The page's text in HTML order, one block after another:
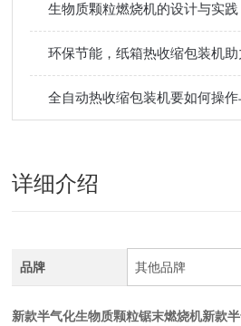
生物质颗粒燃烧机的设计与实践
环保节能，纸箱热收缩包装机
全自动热收缩包装机要如何操
详细介绍
品牌 其他品牌
新款半气化生物质颗粒锯末燃烧机新款